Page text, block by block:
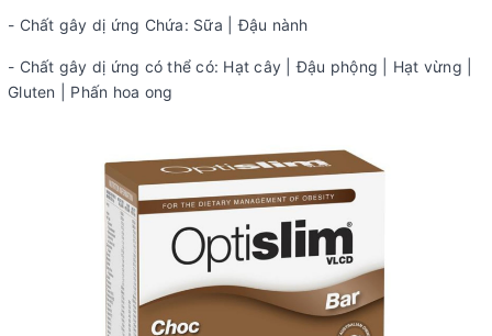
- Chất gây dị ứng Chứa: Sữa | Đậu nành
- Chất gây dị ứng có thể có: Hạt cây | Đậu phộng | Hạt vừng |
Gluten | Phấn hoa ong